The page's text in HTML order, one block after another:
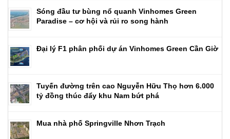
Sóng đầu tư bùng nổ quanh Vinhomes Green
Paradise – cơ hội và rủi ro song hành
Đại lý F1 phân phối dự án Vinhomes Green Cần Giờ
Tuyến đường trên cao Nguyễn Hữu Thọ hơn 6.000
tỷ đồng thúc đẩy khu Nam bứt phá
Mua nhà phố Springville Nhơn Trạch